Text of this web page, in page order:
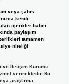
veya şahıs
kendi
alan içerikler haber
paylaşım
tamamen
niteliği
ve İletişim Kurumu
vermektedir. Bu
araştırma